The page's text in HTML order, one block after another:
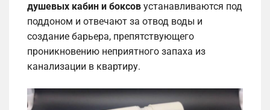
душевых кабин и боксов устанавливаются под
поддоном и отвечают за отвод воды и
создание барьера, препятствующего
проникновению неприятного запаха из
канализации в квартиру.